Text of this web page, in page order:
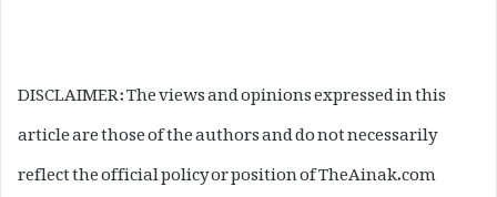
DISCLAIMER: The views and opinions expressed in this
article are those of the authors and do not necessarily
reflect the official policy or position of TheAinak.com